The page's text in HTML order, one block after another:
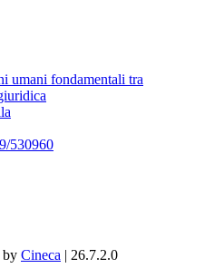
umani fondamentali tra
530960
by Cineca | 26.7.2.0